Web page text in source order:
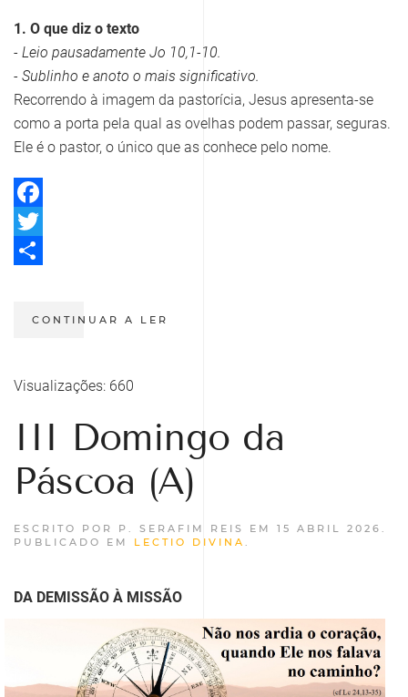
1. O que diz o texto
- Leio pausadamente Jo 10,1-10.
- Sublinho e anoto o mais significativo.
Recorrendo à imagem da pastorícia, Jesus apresenta-se
como a porta pela qual as ovelhas podem passar, seguras.
Ele é o pastor, o único que as conhece pelo nome.
Facebook
Twitter
CONTINUAR A LER
Visualizações: 660
III Domingo da
Páscoa (A)
ESCRITO POR P. SERAFIM REIS EM 15 ABRIL 2026
PUBLICADO EM LECTIO DIVINA
DA DEMISSÃO À MISSÃO